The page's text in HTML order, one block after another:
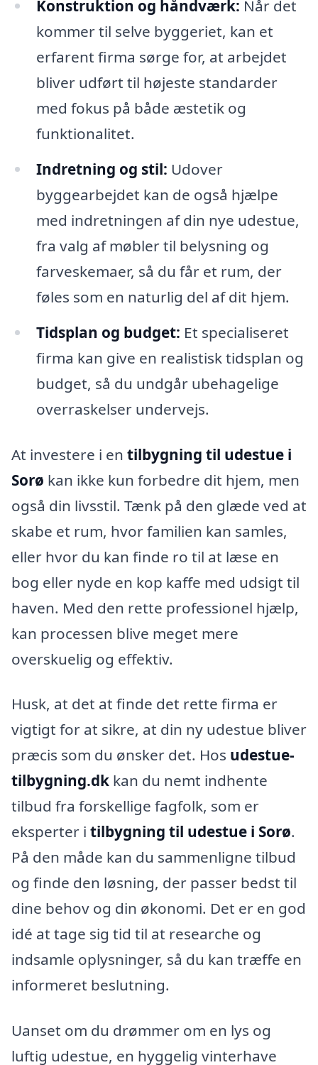
Konstruktion og håndværk: Når det
kommer til selve byggeriet, kan et
erfarent firma sørge for, at arbejdet
bliver udført til højeste standarder
med fokus på både æstetik og
funktionalitet.
Indretning og stil: Udover
byggearbejdet kan de også hjælpe
med indretningen af din nye udestue,
fra valg af møbler til belysning og
farveskemaer, så du får et rum, der
føles som en naturlig del af dit hjem.
Tidsplan og budget: Et specialiseret
firma kan give en realistisk tidsplan og
budget, så du undgår ubehagelige
overraskelser undervejs.
At investere i en tilbygning til udestue i
Sorø kan ikke kun forbedre dit hjem, men
også din livsstil. Tænk på den glæde ved at
skabe et rum, hvor familien kan samles,
eller hvor du kan finde ro til at læse en
bog eller nyde en kop kaffe med udsigt til
haven. Med den rette professionel hjælp,
kan processen blive meget mere
overskuelig og effektiv.
Husk, at det at finde det rette firma er
vigtigt for at sikre, at din ny udestue bliver
præcis som du ønsker det. Hos udestue-
tilbygning.dk kan du nemt indhente
tilbud fra forskellige fagfolk, som er
eksperter i tilbygning til udestue i Sorø.
På den måde kan du sammenligne tilbud
og finde den løsning, der passer bedst til
dine behov og din økonomi. Det er en god
idé at tage sig tid til at researche og
indsamle oplysninger, så du kan træffe en
informeret beslutning.
Uanset om du drømmer om en lys og
luftig udestue, en hyggelig vinterhave